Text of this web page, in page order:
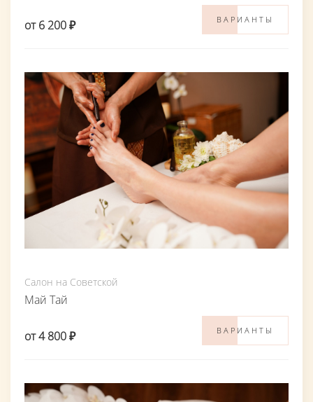
от 6 200 ₽ ВАРИАНТЫ
Салон на Советской
Май Тай
от 4 800 ₽ ВАРИАНТЫ